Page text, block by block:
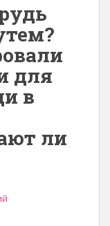
для
в
ли